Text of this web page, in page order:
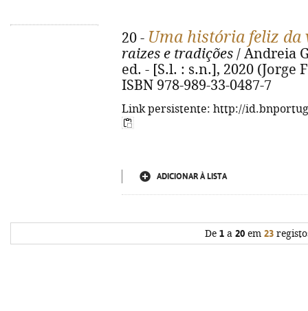
20 - Uma história feliz da
raizes e tradições / Andreia
ed. - [S.l. : s.n.], 2020 (Jorge
ISBN 978-989-33-0487-7
Link persistente: http://
ADICIONAR À LISTA
De 1a 20em 23